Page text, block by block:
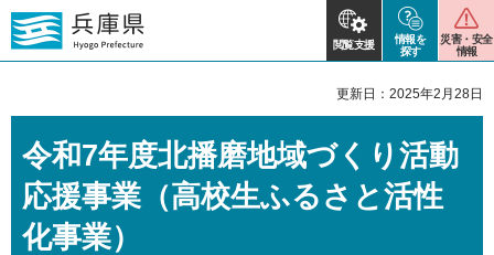
閲覧支援
情報を
探す
災害・安全
情報
更新日：2025年2月28日
令和7年度北播磨地域づくり活動
応援事業（高校生ふるさと活性
化事業）